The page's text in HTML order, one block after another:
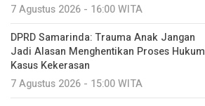
7 Agustus 2026 - 16:00 WITA
DPRD Samarinda: Trauma Anak Jangan
Jadi Alasan Menghentikan Proses Hukum
Kasus Kekerasan
7 Agustus 2026 - 15:00 WITA